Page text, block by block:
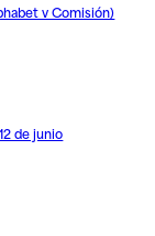
v Comisión)
de junio